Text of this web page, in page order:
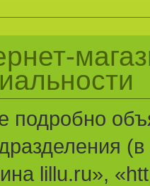
подробно
lillu.ru»,